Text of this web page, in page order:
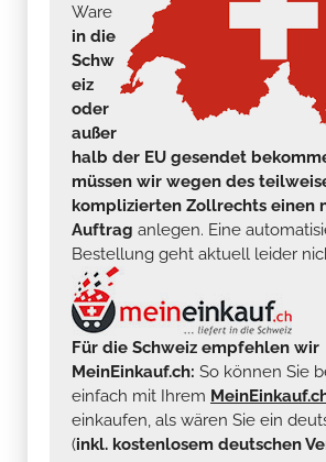
Ware
in die
Schw
eiz
oder
außer
halb der EU gesendet
müssen wir wegen des
komplizierten Zollrechts einen
Auftrag anlegen. Eine
Bestellung geht aktuell leider
Für die Schweiz empfehlen wir
MeinEinkauf.ch: So können Sie
einfach mit Ihrem
einkaufen, als wären Sie ein
(inkl. kostenlosem deutschen